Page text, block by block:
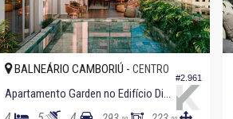
#2.961
BALNEÁRIO CAMBORIÚ - CENTRO